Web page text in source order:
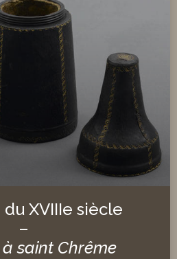
XVIIIe siècle
–
saint Chrême